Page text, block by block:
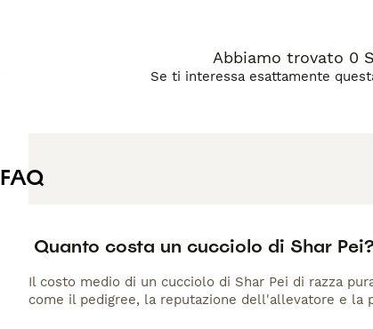
Abbiamo trovato 0
Se ti interessa esattamente
FAQ
Quanto costa un cucciolo di Shar Pei?
Il costo medio di un cucciolo di Shar Pei di razza
come il pedigree, la reputazione dell'allevatore e la